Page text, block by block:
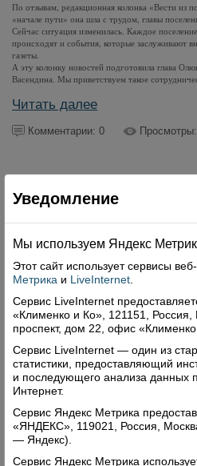
По отзывам, редакционная колонка «Вести из
«начале пути» она шла с трудом, главы
Сейчас ситуация изменилась. Каждое
происходят и события, которые заслуживают
газеты.
А эту колонку новостей подготовила глава
Васендина. Мы приветствуем такое
Читать далее
Комментарии: 0
Свежий номер
Уведомление
Мы используем Яндекс
Этот сайт использует сервисы
Метрика и LiveInternet
Сервис LiveInternet
«Клименко и Ко», 121151, Россия,
проспект, дом 22, офис «Клименко
Сервис LiveInternet — один из
статистики, предоставляющий
и последующего анализа данных
Интернет.
Сервис Яндекс Метрика
«ЯНДЕКС», 119021, Россия,
— Яндекс).
Сервис Яндекс Метрика